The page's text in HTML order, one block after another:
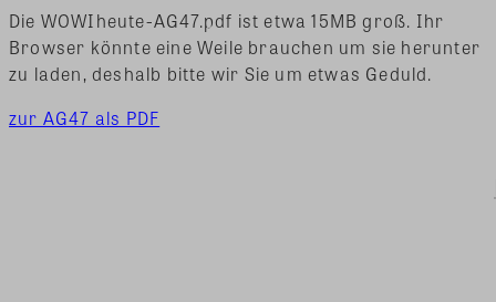
Die WOWIheute-AG47.pdf ist etwa 15MB groß. Ihr
Browser könnte eine Weile brauchen um sie herunter
zu laden, deshalb bitte wir Sie um etwas Geduld.
zur AG47 als PDF